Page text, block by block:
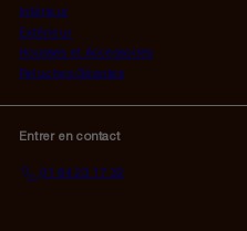
Intérieur
Extérieur
Housses et Accessoires
Peluches Géantes
Entrer en contact
01 84 23 17 32